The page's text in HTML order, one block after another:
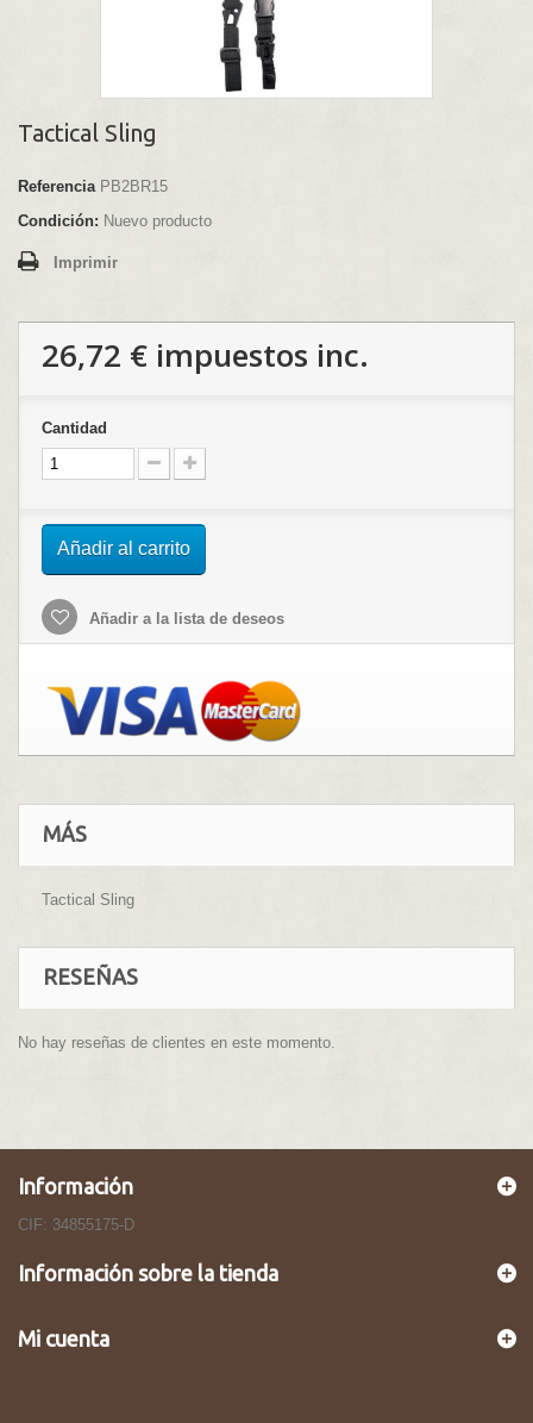
Tactical Sling
Referencia PB2BR15
Condición: Nuevo producto
Imprimir
26,72 € impuestos inc.
Cantidad
Añadir al carrito
Añadir a la lista de deseos
MÁS
Tactical Sling
RESEÑAS
No hay reseñas de clientes en este momento.
Información
CIF: 34855175-D
Información sobre la tienda
Mi cuenta